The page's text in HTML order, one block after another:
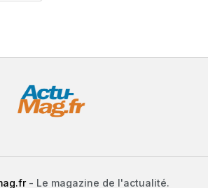
- Le magazine de l'actualité.